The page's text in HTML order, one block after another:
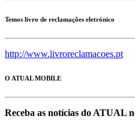
Temos livro de reclamações eletrónico
http://www.livroreclamacoes.pt
O ATUAL MOBILE
Receba as notícias do ATUAL